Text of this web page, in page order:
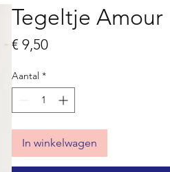
Tegeltje Amour
€ 9,50Prijs
Aantal *
In winkelwagen